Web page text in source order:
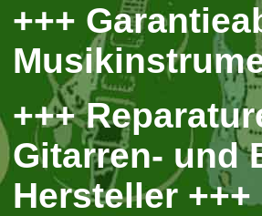
+++
+++
Gitarren- und
Hersteller +++